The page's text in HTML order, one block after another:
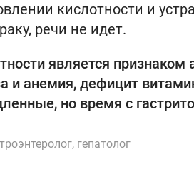
кислотности и
речи не идет.
является признаком
и анемия, дефицит
но время с
гепатолог